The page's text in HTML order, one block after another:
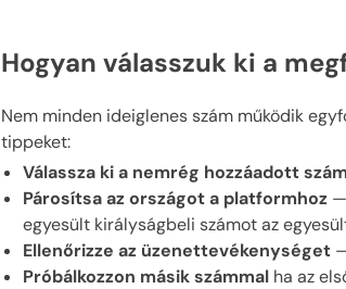
Hogyan válasszuk ki a
Nem minden ideiglenes szám működik
tippeket:
Válassza ki a nemrég hozzáadott
Párosítsa az országot a platformhoz
egyesült királyságbeli számot az
Ellenőrizze az üzenettevékenységet
Próbálkozzon másik számmal ha az